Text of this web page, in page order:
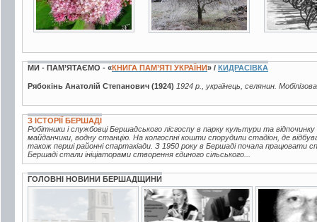
МИ - ПАМ’ЯТАЄМО - «КНИГА ПАМ’ЯТІ УКРАЇНИ» / КИДРАСІВКА
Рябокінь Анатолій Степанович (1924) 1924 р., українець, селянин.
З ІСТОРІЇ БЕРШАДІ
Робітники і службовці Бершадського лісгоспу в парку культури та
майданчики, водну станцію. На колгоспні кошти спорудили стадіон, де
також перші районні спартакіади. З 1950 року в Бершаді почала працювати
Бершаді стали ініціаторами створення єдиного сільського...
ГОЛОВНІ НОВИНИ БЕРШАДЩИНИ